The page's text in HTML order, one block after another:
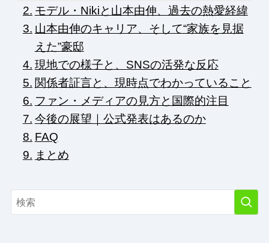
モデル・Nikiと山本由伸、過去の熱愛経緯
山本由伸のキャリア、そして“家族を見据
えた”豪邸
現地での様子と、SNSの活発な反応
関係者証言と、現時点でわかっていること
ファン・メディアの見方と国際的注目
今後の展望｜公式発表はあるのか
FAQ
まとめ